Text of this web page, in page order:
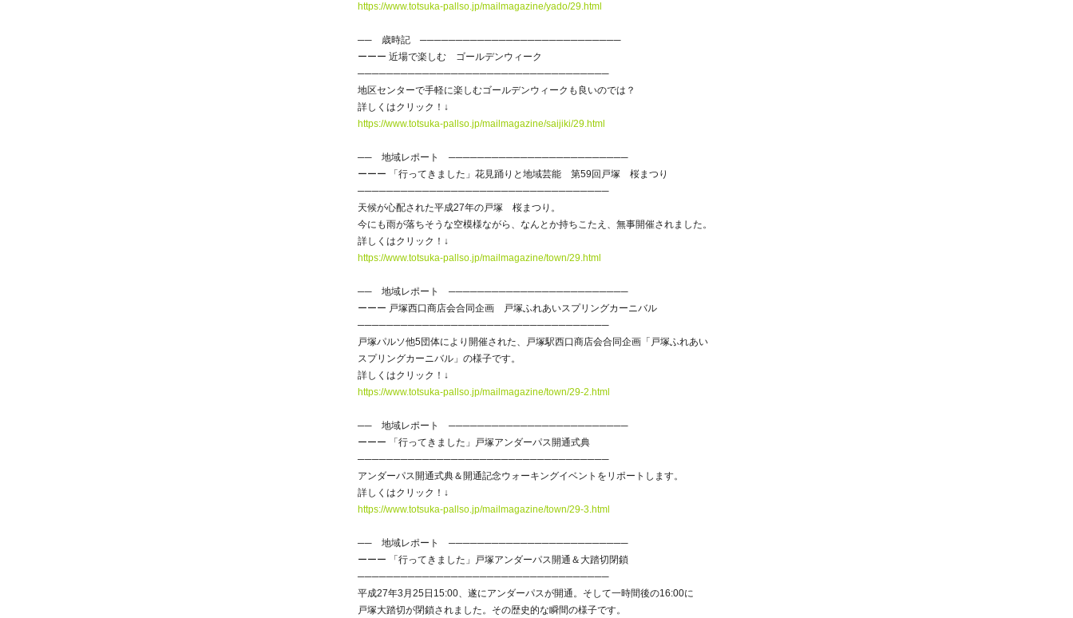
https://www.totsuka-pallso.jp/mailmagazine/yado/29.html
── 歳時記 ────────────────────────────
ーーー 近場で楽しむ ゴールデンウィーク
───────────────────────────────────
地区センターで手軽に楽しむゴールデンウィークも良いのでは？
詳しくはクリック！↓
https://www.totsuka-pallso.jp/mailmagazine/saijiki/29.html
── 地域レポート ─────────────────────────
ーーー 「行ってきました」花見踊りと地域芸能 第59回戸塚 桜まつり
───────────────────────────────────
天候が心配された平成27年の戸塚 桜まつり。
今にも雨が落ちそうな空模様ながら、なんとか持ちこたえ、無事開催されました。
詳しくはクリック！↓
https://www.totsuka-pallso.jp/mailmagazine/town/29.html
── 地域レポート ─────────────────────────
ーーー 戸塚西口商店会合同企画 戸塚ふれあいスプリングカーニバル
───────────────────────────────────
戸塚パルソ他5団体により開催された、戸塚駅西口商店会合同企画「戸塚ふれあい
スプリングカーニバル」の様子です。
詳しくはクリック！↓
https://www.totsuka-pallso.jp/mailmagazine/town/29-2.html
── 地域レポート ─────────────────────────
ーーー 「行ってきました」戸塚アンダーパス開通式典
───────────────────────────────────
アンダーパス開通式典＆開通記念ウォーキングイベントをリポートします。
詳しくはクリック！↓
https://www.totsuka-pallso.jp/mailmagazine/town/29-3.html
── 地域レポート ─────────────────────────
ーーー 「行ってきました」戸塚アンダーパス開通＆大踏切閉鎖
───────────────────────────────────
平成27年3月25日15:00、遂にアンダーパスが開通。そして一時間後の16:00に
戸塚大踏切が閉鎖されました。その歴史的な瞬間の様子です。